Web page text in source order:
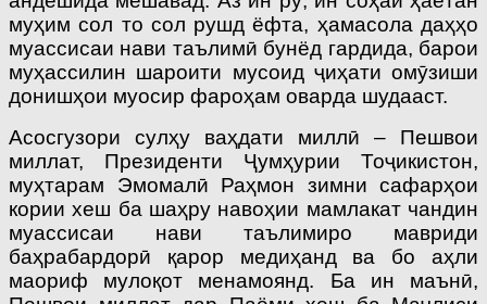
муҳим сол то сол рушд ёфта, ҳамасола даҳҳо
муассисаи нави таълимӣ бунёд гардида, барои
муҳассилин шароити мусоид ҷиҳати омӯзиши
донишҳои муосир фароҳам оварда шудааст.
Асосгузори сулҳу ваҳдати миллӣ – Пешвои
миллат, Президенти Ҷумҳурии Тоҷикистон,
муҳтарам Эмомалӣ Раҳмон зимни сафарҳои
кории хеш ба шаҳру навоҳии мамлакат чандин
муассисаи нави таълимиро мавриди
баҳрабардорӣ қарор медиҳанд ва бо аҳли
маориф мулоқот менамоянд. Ба ин маънӣ,